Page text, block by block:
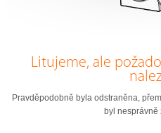
Litujeme, ale
Pravděpodobně byla odstraněna,
byl nesprávně